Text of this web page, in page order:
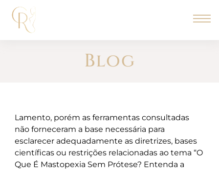
Blog
Lamento, porém as ferramentas consultadas
não forneceram a base necessária para
esclarecer adequadamente as diretrizes, bases
científicas ou restrições relacionadas ao tema “O
Que É Mastopexia Sem Prótese? Entenda a